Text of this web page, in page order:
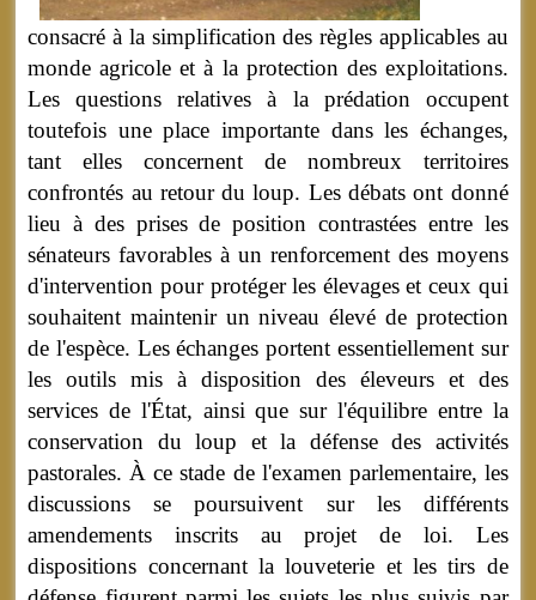
consacré à la simplification des règles applicables au
monde agricole et à la protection des exploitations.
Les questions relatives à la prédation occupent
toutefois une place importante dans les échanges,
tant elles concernent de nombreux territoires
confrontés au retour du loup. Les débats ont donné
lieu à des prises de position contrastées entre les
sénateurs favorables à un renforcement des moyens
d'intervention pour protéger les élevages et ceux qui
souhaitent maintenir un niveau élevé de protection
de l'espèce. Les échanges portent essentiellement sur
les outils mis à disposition des éleveurs et des
services de l'État, ainsi que sur l'équilibre entre la
conservation du loup et la défense des activités
pastorales. À ce stade de l'examen parlementaire, les
discussions se poursuivent sur les différents
amendements inscrits au projet de loi. Les
dispositions concernant la louveterie et les tirs de